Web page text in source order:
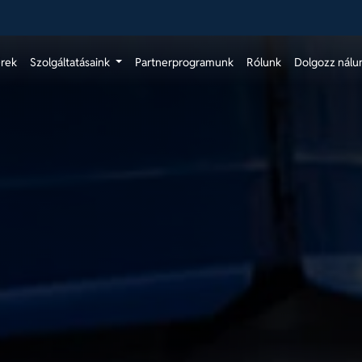
Szolgáltatásaink Partnerprogramunk Rólunk Dolgozz